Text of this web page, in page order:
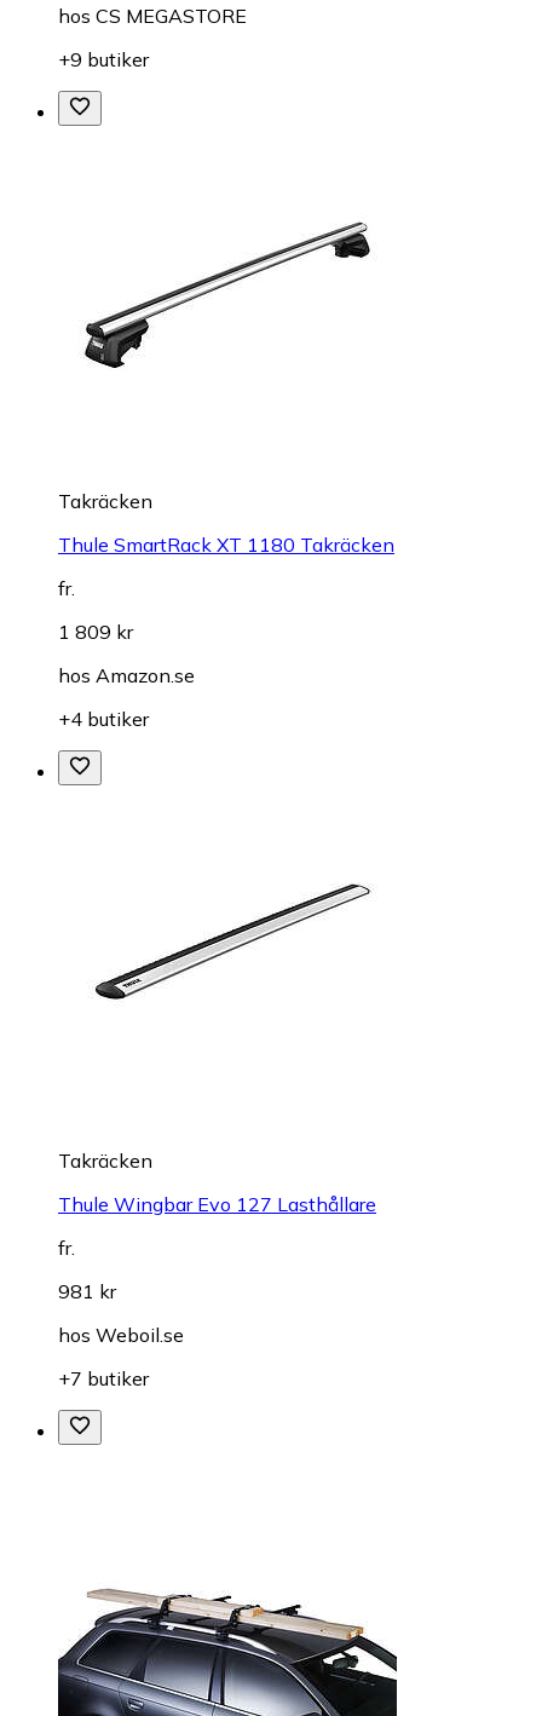
hos CS MEGASTORE
+9 butiker
Takräcken
Thule SmartRack XT 1180 Takräcken
fr.
1 809 kr
hos Amazon.se
+4 butiker
Takräcken
Thule Wingbar Evo 127 Lasthållare
fr.
981 kr
hos Weboil.se
+7 butiker